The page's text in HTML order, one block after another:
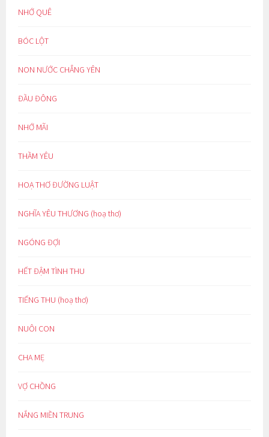
NHỚ QUÊ
BÓC LỘT
NON NƯỚC CHẲNG YÊN
ĐẦU ĐÔNG
NHỚ MÃI
THẦM YÊU
HOẠ THƠ ĐƯỜNG LUẬT
NGHĨA YÊU THƯƠNG (hoạ thơ)
NGÓNG ĐỢI
HẾT ĐẬM TÌNH THU
TIẾNG THU (hoạ thơ)
NUÔI CON
CHA MẸ
VỢ CHỒNG
NẮNG MIỀN TRUNG